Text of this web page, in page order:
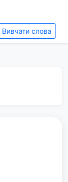
Вивчати слова